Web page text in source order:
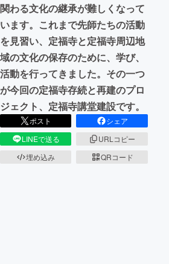
CAMPFIREふるさと納税machi-ya
関わる文化の継承が難しくなって
います。これまで先師たちの活動
を見習い、定福寺と定福寺周辺地
域の文化の保存のために、学び、
活動を行ってきました。その一つ
が今回の定福寺存続と再建のプロ
ジェクト、定福寺講堂建設です。
ポスト
シェア
LINEで送る
URLコピー
埋め込み
QRコード